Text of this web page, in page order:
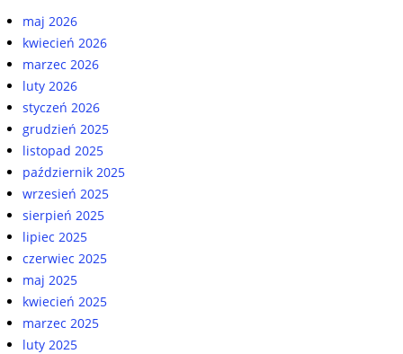
maj 2026
kwiecień 2026
marzec 2026
luty 2026
styczeń 2026
grudzień 2025
listopad 2025
październik 2025
wrzesień 2025
sierpień 2025
lipiec 2025
czerwiec 2025
maj 2025
kwiecień 2025
marzec 2025
luty 2025